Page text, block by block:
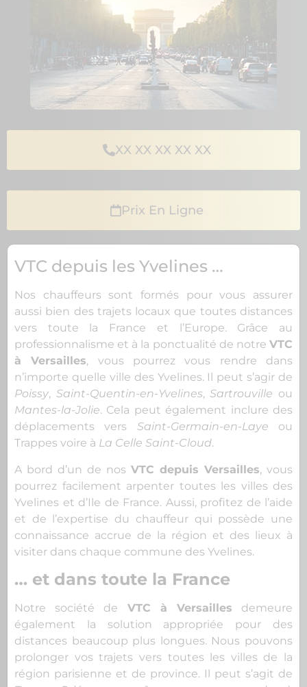
XX XX XX XX XX
Prix En Ligne
VTC depuis les Yvelines …
Nos chauffeurs sont formés pour vous assurer
aussi bien des trajets locaux que toutes distances
vers toute la France et l’Europe. Grâce au
professionnalisme et à la ponctualité de notre VTC
à Versailles, vous pourrez vous rendre dans
n’importe quelle ville des Yvelines. Il peut s’agir de
Poissy, Saint-Quentin-en-Yvelines,Sartrouville ou
Mantes-la-Jolie. Cela peut également inclure des
déplacements vers Saint-Germain-en-Laye ou
Trappes voire à La Celle Saint-Cloud.
A bord d’un de nos VTC depuis Versailles, vous
pourrez facilement arpenter toutes les villes des
Yvelines et d’Ile de France. Aussi, profitez de l’aide
et de l’expertise du chauffeur qui possède une
connaissance accrue de la région et des lieux à
visiter dans chaque commune des Yvelines.
… et dans toute la France
Notre société de VTC à Versailles demeure
également la solution appropriée pour des
distances beaucoup plus longues. Nous pouvons
prolonger vos trajets vers toutes les villes de la
région parisienne et de province. Il peut s’agit de